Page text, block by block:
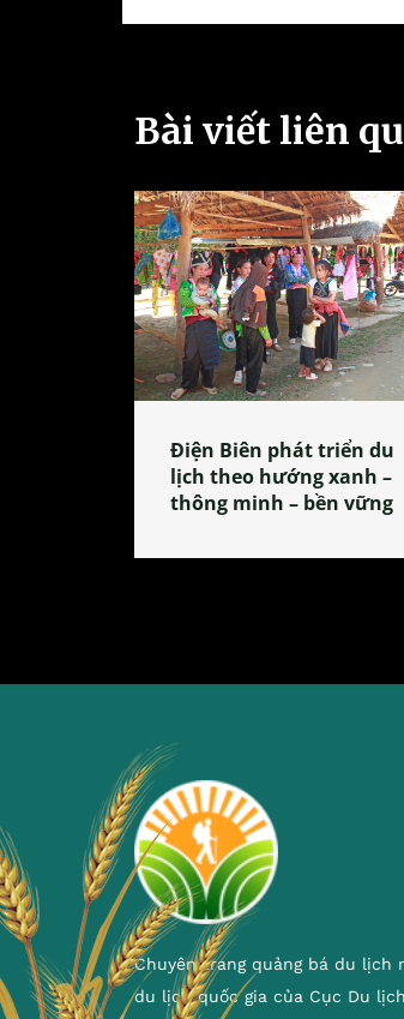
Bài viết liên
Điện Biên phát triển du
lịch theo hướng xanh –
thông minh – bền vững
Chuyên trang quảng bá du lịch
du lịch quốc gia của Cục Du